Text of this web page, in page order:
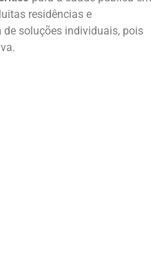
residências e
soluções individuais, pois